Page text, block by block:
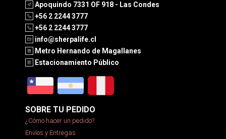
Apoquindo 7331 OF 918 - Las Condes
+56 2 2244 3777
+56 2 2244 3777
info@sherpalife.cl
Metro Hernando de Magallanes
Estacionamiento Público
SOBRE TU PEDIDO
¿Cómo hacer un pedido?
Envíos y Entregas